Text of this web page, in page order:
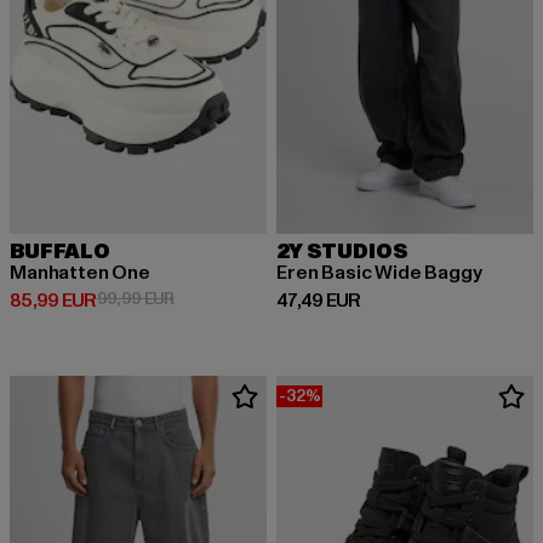
BUFFALO
Manhatten One
85,99 EUR
Derzeitiger Preis: 85,99 EUR
99,99 EURAktionspreis: 99,99 EUR
2Y STUDIOS
Eren Basic Wide Baggy
47,49 EUR
Derzeitiger Preis: 47,49 EUR
-32%